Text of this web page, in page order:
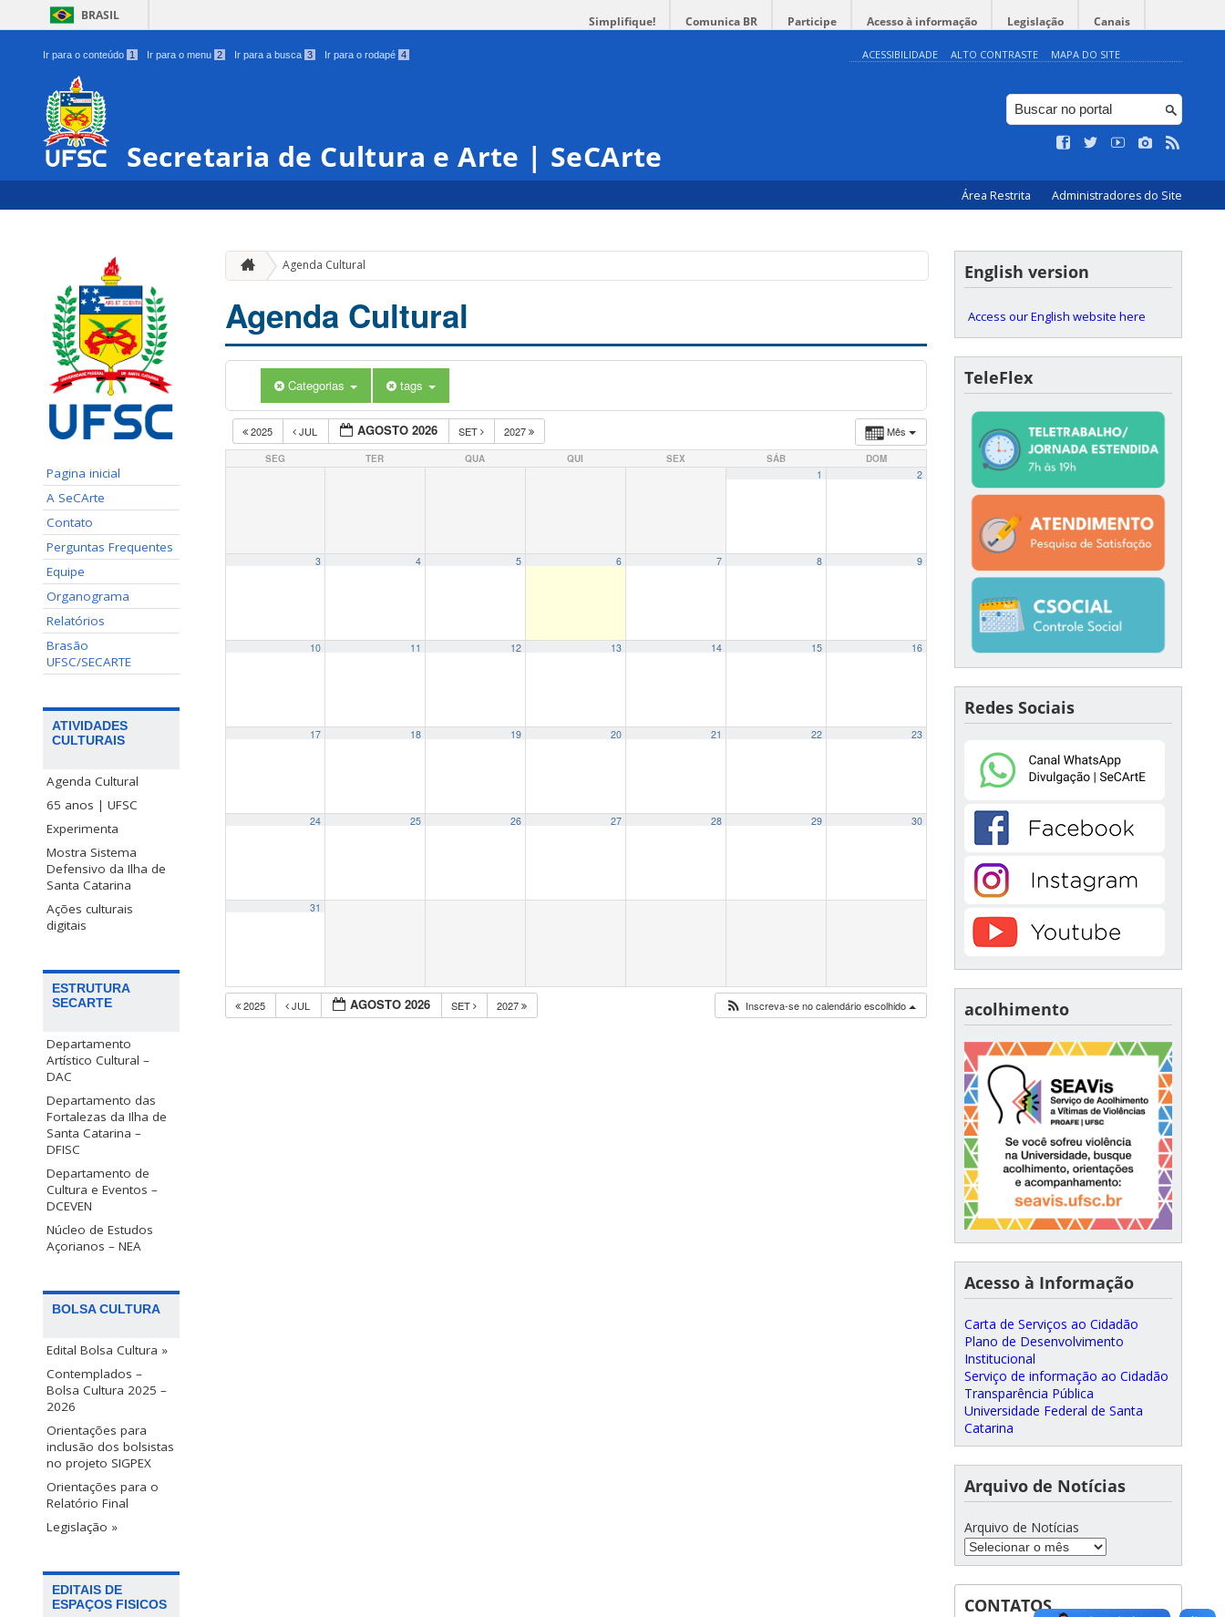
BRASIL Simplifique! Comunica BR Participe Acesso à informação Legislação Canais
Ir para o conteúdo 1 Ir para o menu 2 Ir para a busca 3 Ir para o rodapé 4 ACESSIBILIDADE ALTO CONTRASTE MAPA DO SITE
Secretaria de Cultura e Arte | SeCArte
Área Restrita Administradores do Site
Pagina inicial
A SeCArte
Contato
Perguntas Frequentes
Equipe
Organograma
Relatórios
Brasão
UFSC/SECARTE
ATIVIDADES
CULTURAIS
Agenda Cultural
65 anos | UFSC
Experimenta
Mostra Sistema
Defensivo da Ilha de
Santa Catarina
Ações culturais
digitais
ESTRUTURA
SECARTE
Departamento
Artístico Cultural –
DAC
Departamento das
Fortalezas da Ilha de
Santa Catarina –
DFISC
Departamento de
Cultura e Eventos –
DCEVEN
Núcleo de Estudos
Açorianos – NEA
BOLSA CULTURA
Edital Bolsa Cultura »
Contemplados –
Bolsa Cultura 2025 –
2026
Orientações para
inclusão dos bolsistas
no projeto SIGPEX
Orientações para o
Relatório Final
Legislação »
EDITAIS DE
ESPAÇOS FISICOS
Agenda Cultural
Agenda Cultural
Categorias tags
Mês
2025 JUL AGOSTO 2026 SET 2027
SEG TER QUA QUI SEX SÁB DOM
1 2
3 4 5 6 7 8 9
10 11 12 13 14 15 16
17 18 19 20 21 22 23
24 25 26 27 28 29 30
31
2025 JUL AGOSTO 2026 SET 2027 Inscreva-se no calendário escolhido
English version
Access our English website here
TeleFlex
Redes Sociais
acolhimento
Acesso à Informação
Carta de Serviços ao Cidadão
Plano de Desenvolvimento
Institucional
Serviço de informação ao Cidadão
Transparência Pública
Universidade Federal de Santa
Catarina
Arquivo de Notícias
Arquivo de Notícias
CONTATOS